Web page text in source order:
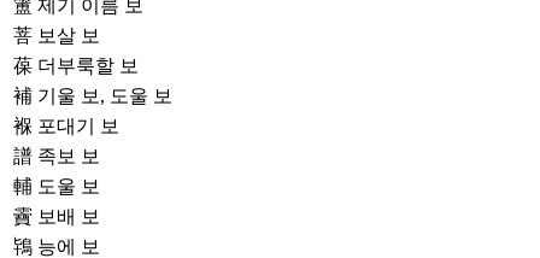
簠 제기 이름 보
菩 보살 보
葆 더부룩할 보
補 기울 보, 도울 보
褓 포대기 보
譜 족보 보
輔 도울 보
靌 보배 보
鴇 능에 보